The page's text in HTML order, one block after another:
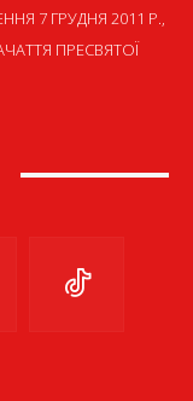
7 ГРУДНЯ 2011 Р.,
ПРЕСВЯТОЇ